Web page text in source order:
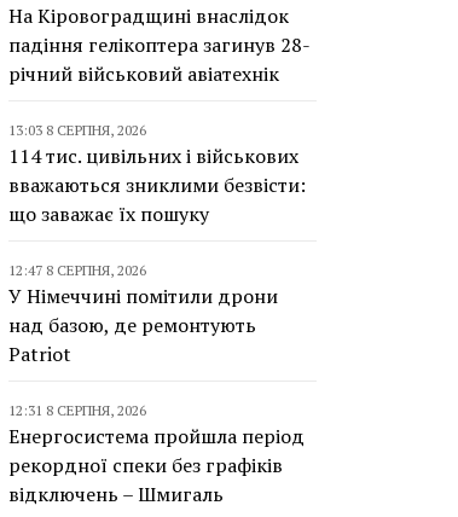
На Кіровоградщині внаслідок
падіння гелікоптера загинув 28-
річний військовий авіатехнік
13:03 8 СЕРПНЯ, 2026
114 тис. цивільних і військових
вважаються зниклими безвісти:
що заважає їх пошуку
12:47 8 СЕРПНЯ, 2026
У Німеччині помітили дрони
над базою, де ремонтують
Patriot
12:31 8 СЕРПНЯ, 2026
Енергосистема пройшла період
рекордної спеки без графіків
відключень – Шмигаль